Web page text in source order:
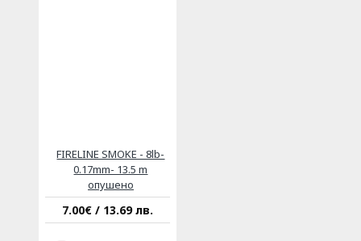
FIRELINE SMOKE - 8lb-
0.17mm- 13.5 m
опушено
7.00€ / 13.69 лв.